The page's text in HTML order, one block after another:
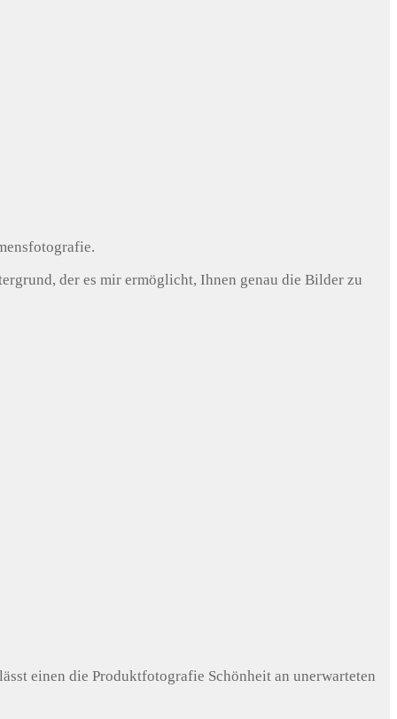
der es mir ermöglicht, Ihnen genau die Bilder zu
einen die Produktfotografie Schönheit an unerwarteten